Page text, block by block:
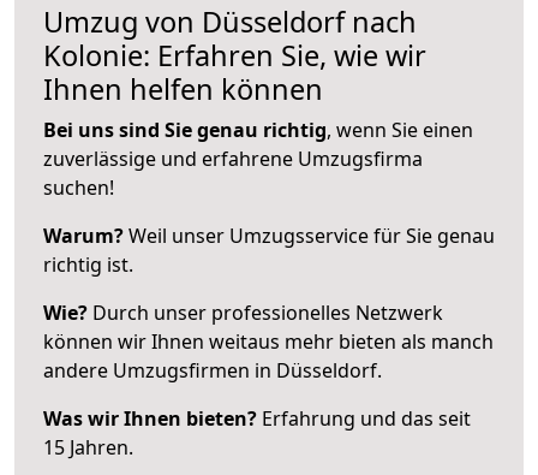
Umzug von Düsseldorf nach
Kolonie: Erfahren Sie, wie wir
Ihnen helfen können
Bei uns sind Sie genau richtig, wenn Sie einen
zuverlässige und erfahrene Umzugsfirma
suchen!
Warum?Weil unser Umzugsservice für Sie genau
richtig ist.
Wie? Durch unser professionelles Netzwerk
können wir Ihnen weitaus mehr bieten als manch
andere Umzugsfirmen in Düsseldorf.
Was wir Ihnen bieten? Erfahrung und das seit
15 Jahren.